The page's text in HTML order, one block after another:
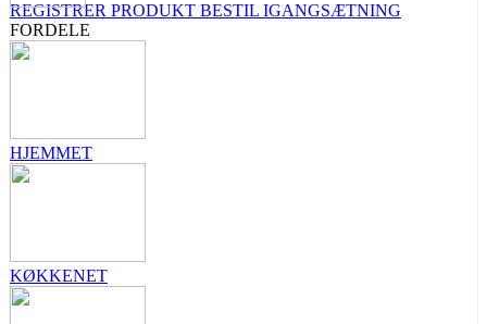
REGISTRER PRODUKT BESTIL IGANGSÆTNING
FORDELE
HJEMMET
KØKKENET